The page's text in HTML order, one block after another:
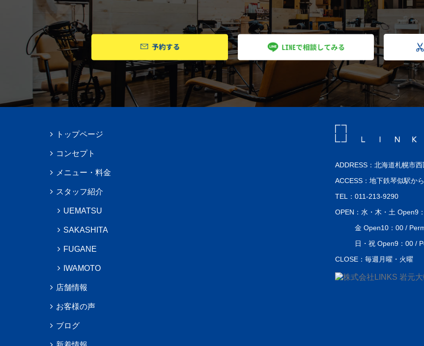
トップページ
コンセプト
メニュー・料金
スタッフ紹介
UEMATSU
SAKASHITA
FUGANE
IWAMOTO
店舗情報
お客様の声
ブログ
ADDRESS：北海道札幌市
ACCESS：地下鉄琴似駅か
TEL：011-213-9290
OPEN：水・木・土 Open9
金 Open10：00 /
日・祝 Open9：00 /
CLOSE：毎週月曜・火曜